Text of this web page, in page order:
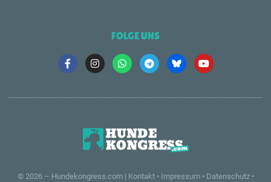
FOLGE UNS
© 2026 – Hundekongress.com| Kontakt• Impressum• Datenschutz•